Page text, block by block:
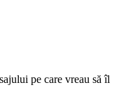
pe care vreau să îl